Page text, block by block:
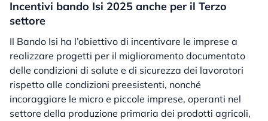
Incentivi bando Isi 2025 anche per il Terzo
settore
Il Bando Isi ha l’obiettivo di incentivare le imprese a
realizzare progetti per il miglioramento documentato
delle condizioni di salute e di sicurezza dei lavoratori
rispetto alle condizioni preesistenti, nonché
incoraggiare le micro e piccole imprese, operanti nel
settore della produzione primaria dei prodotti agricoli,